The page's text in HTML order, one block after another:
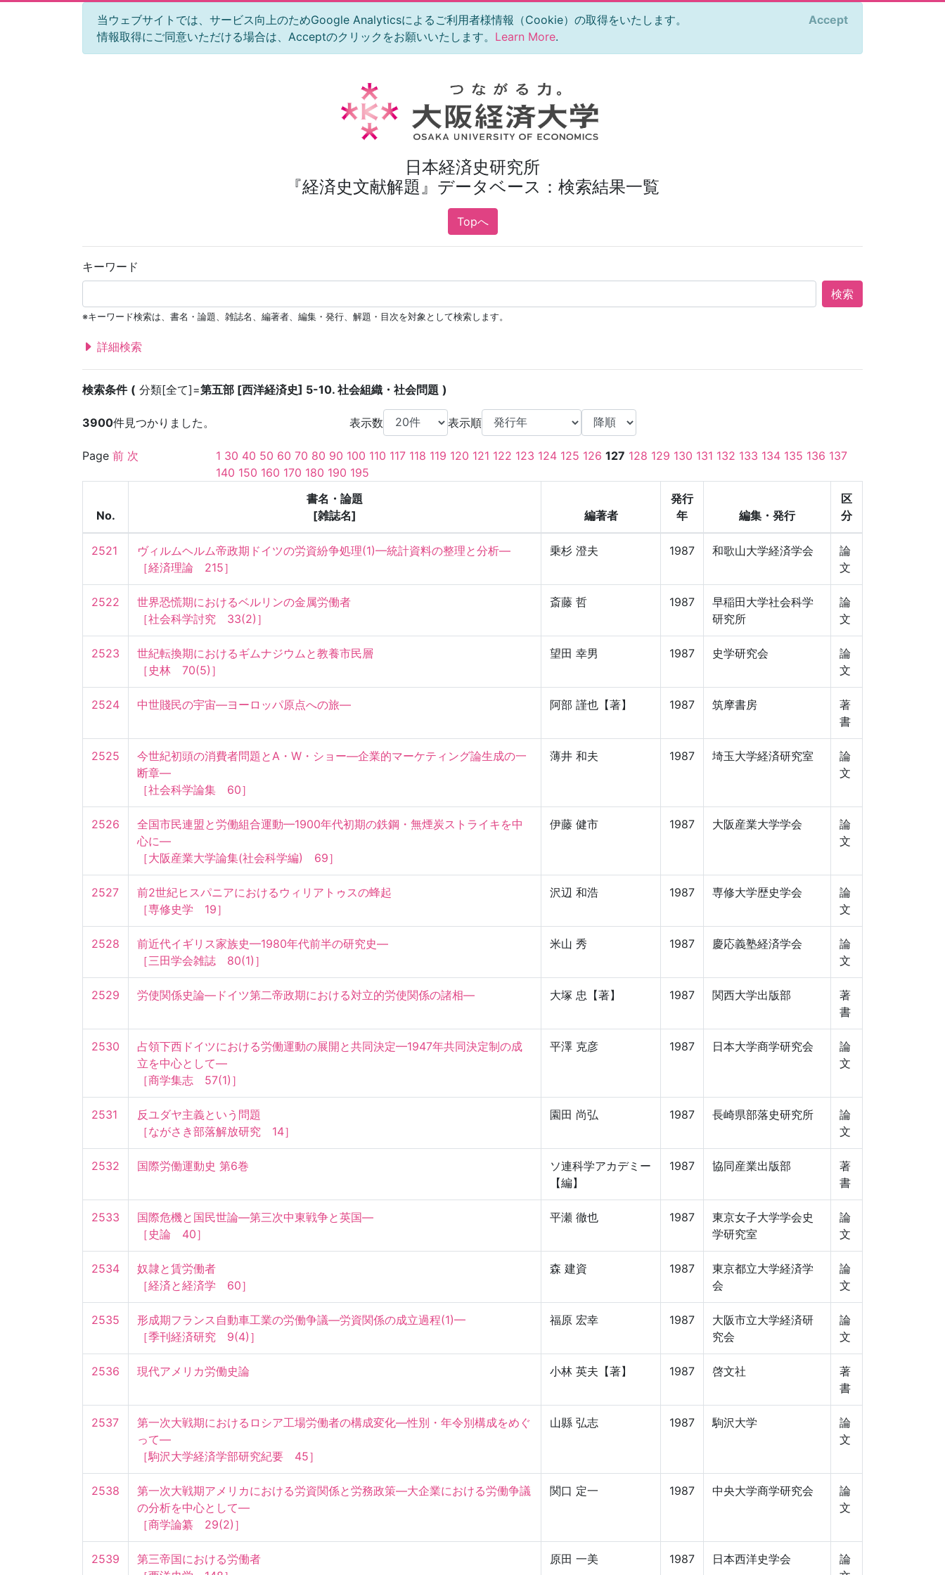
当ウェブサイトでは、サービス向上のためGoogle Analyticsによるご利用者様情報（Cookie）の取得をいたします。
情報取得にご同意いただける場合は、Acceptのクリックをお願いいたします。 Learn More.
Accept
日本経済史研究所
『経済史文献解題』データベース：検索結果一覧
Topへ
キーワード
検索
※キーワード検索は、書名・論題、雑誌名、編著者、編集・発行、解題・目次を対象として検索します。
詳細検索
検索条件 分類[全て]=第五部 [西洋経済史] 5-10. 社会組織・社会問題
3900件見つかりました。 表示数 表示順
Page 前 次 1 30 40 50 60 70 80 90 100 110 117 118 119 120 121 122 123 124 125 126 127 128 129 130 131 132 133 134 135 136 137
140 150 160 170 180 190 195
No.
書名・論題
[雑誌名]
編著者
発行
年
編集・発行
区
分
2521
ヴィルムヘルム帝政期ドイツの労資紛争処理(1)—統計資料の整理と分析—
［経済理論　215］
乗杉 澄夫 1987 和歌山大学経済学会
論
文
2522
世界恐慌期におけるベルリンの金属労働者
［社会科学討究　33(2)］
斎藤 哲 1987
早稲田大学社会科学
研究所
論
文
2523
世紀転換期におけるギムナジウムと教養市民層
［史林　70(5)］
望田 幸男 1987 史学研究会
論
文
2524 中世賤民の宇宙—ヨーロッパ原点への旅— 阿部 謹也【著】 1987 筑摩書房
著
書
2525
今世紀初頭の消費者問題とA・W・ショー—企業的マーケティング論生成の一
断章—
［社会科学論集　60］
薄井 和夫 1987 埼玉大学経済研究室
論
文
2526
全国市民連盟と労働組合運動—1900年代初期の鉄鋼・無煙炭ストライキを中
心に—
［大阪産業大学論集(社会科学編)　69］
伊藤 健市 1987 大阪産業大学学会
論
文
2527
前2世紀ヒスパニアにおけるウィリアトゥスの蜂起
［専修史学　19］
沢辺 和浩 1987 専修大学歴史学会
論
文
2528
前近代イギリス家族史—1980年代前半の研究史—
［三田学会雑誌　80(1)］
米山 秀 1987 慶応義塾経済学会
論
文
2529 労使関係史論—ドイツ第二帝政期における対立的労使関係の諸相— 大塚 忠【著】 1987 関西大学出版部
著
書
2530
占領下西ドイツにおける労働運動の展開と共同決定—1947年共同決定制の成
立を中心として—
［商学集志　57(1)］
平澤 克彦 1987 日本大学商学研究会
論
文
2531
反ユダヤ主義という問題
［ながさき部落解放研究　14］
園田 尚弘 1987 長崎県部落史研究所
論
文
2532 国際労働運動史 第6巻
ソ連科学アカデミー
【編】
1987 協同産業出版部
著
書
2533
国際危機と国民世論—第三次中東戦争と英国—
［史論　40］
平瀬 徹也 1987
東京女子大学学会史
学研究室
論
文
2534
奴隷と賃労働者
［経済と経済学　60］
森 建資 1987
東京都立大学経済学
会
論
文
2535
形成期フランス自動車工業の労働争議—労資関係の成立過程(1)—
［季刊経済研究　9(4)］
福原 宏幸 1987
大阪市立大学経済研
究会
論
文
2536 現代アメリカ労働史論 小林 英夫【著】 1987 啓文社
著
書
2537
第一次大戦期におけるロシア工場労働者の構成変化—性別・年令別構成をめぐ
って—
［駒沢大学経済学部研究紀要　45］
山縣 弘志 1987 駒沢大学
論
文
2538
第一次大戦期アメリカにおける労資関係と労務政策—大企業における労働争議
の分析を中心として—
［商学論纂　29(2)］
関口 定一 1987 中央大学商学研究会
論
文
2539
第三帝国における労働者
原田 一美 1987 日本西洋史学会
論